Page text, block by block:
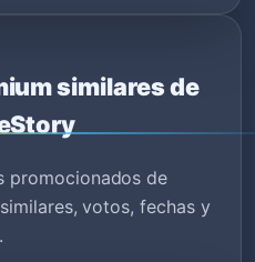
similares de
promocionados de
votos, fechas y